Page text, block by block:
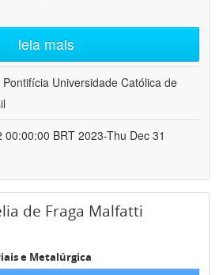
leia mais
Pontifícia Universidade Católica de
00:00:00 BRT 2023-Thu Dec 31
de Fraga Malfatti
e Metalúrgica